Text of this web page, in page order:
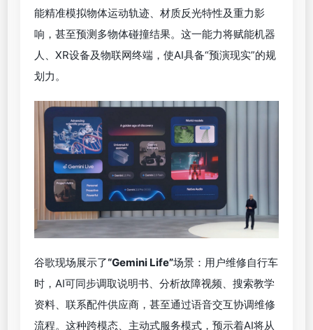
能精准模拟物体运动轨迹、材质反光特性及重力影
响，甚至预测多物体碰撞结果。这一能力将赋能机器
人、XR设备及物联网终端，使AI具备“预演现实”的规
划力。
谷歌现场展示了“Gemini Life”场景：用户维修自行车
时，AI可同步调取说明书、分析故障视频、搜索教学
资料、联系配件供应商，甚至通过语音交互协调维修
流程。这种跨模态、主动式服务模式，预示着AI将从